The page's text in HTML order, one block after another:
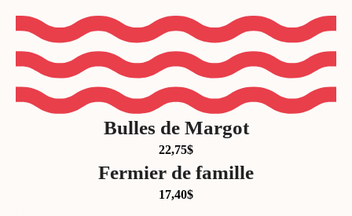
Bulles de Margot
22,75$
Fermier de famille
17,40$